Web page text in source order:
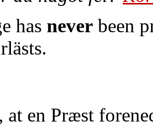
has never been
at en Præst